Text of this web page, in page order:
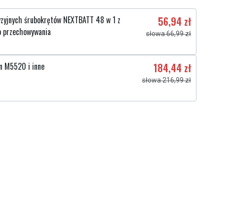
śrubokrętów NEXTBATT 48 w 1 z
przechowywania
56,94 zł
słowa 66,99 zł
M5520 i inne 184,44 zł
słowa 216,99 zł